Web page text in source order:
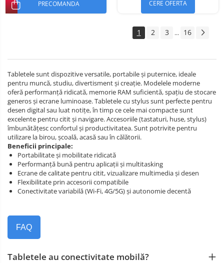
PRECOMANDA CERE OFERTA
1 2 3 ... 16
Tabletele sunt dispozitive versatile, portabile și puternice, ideale
pentru muncă, studiu, divertisment și creație. Modelele moderne
oferă performanță ridicată, memorie RAM suficientă, spațiu de stocare
generos și ecrane luminoase. Tabletele cu stylus sunt perfecte pentru
desen digital sau luat notițe, în timp ce cele mai compacte sunt
excelente pentru citit și navigare. Accesoriile (tastaturi, huse, stylus)
îmbunătățesc confortul și productivitatea. Sunt potrivite pentru
utilizare la birou, școală, acasă sau în călătorii.
Beneficii principale:
Portabilitate și mobilitate ridicată
Performanță bună pentru aplicații și multitasking
Ecrane de calitate pentru citit, vizualizare multimedia și desen
Flexibilitate prin accesorii compatibile
Conectivitate variabilă (Wi‑Fi, 4G/5G) și autonomie decentă
FAQ
Tabletele au conectivitate mobilă?